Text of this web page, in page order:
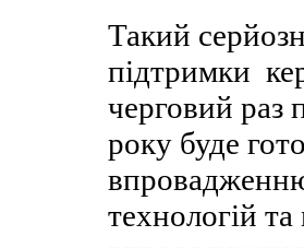
Такий
підтримки
черговий раз
року буде
технологій